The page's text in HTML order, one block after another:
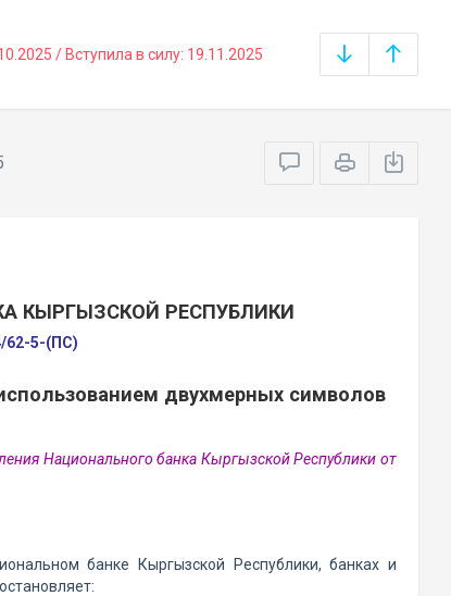
/ Вступила в силу: 19.11.2025
КЫРГЫЗСКОЙ РЕСПУБЛИКИ
62-5-(ПС)
двухмерных символов
Национального банка Кыргызской Республики от
банке Кыргызской Республики, банках и